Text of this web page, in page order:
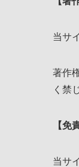
当サ
著作
く禁
【免
当サ